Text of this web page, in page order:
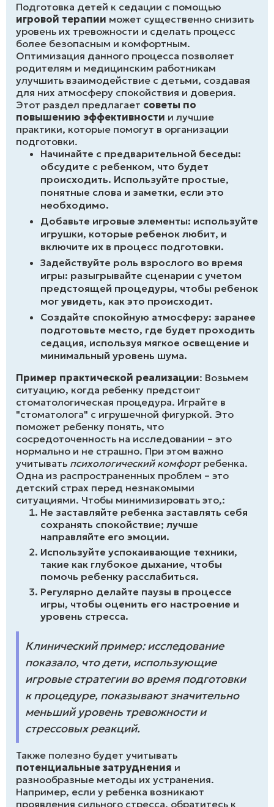
Подготовка детей к седации с помощью
игровой терапии может существенно снизить
уровень их тревожности и сделать процесс
более безопасным и комфортным.
Оптимизация данного процесса позволяет
родителям и медицинским работникам
улучшить взаимодействие с детьми, создавая
для них атмосферу спокойствия и доверия.
Этот раздел предлагает советы по
повышению эффективности и лучшие
практики, которые помогут в организации
подготовки.
Начинайте с предварительной беседы:
обсудите с ребенком, что будет
происходить. Используйте простые,
понятные слова и заметки, если это
необходимо.
Добавьте игровые элементы: используйте
игрушки, которые ребенок любит, и
включите их в процесс подготовки.
Задействуйте роль взрослого во время
игры: разыгрывайте сценарии с учетом
предстоящей процедуры, чтобы ребенок
мог увидеть, как это происходит.
Создайте спокойную атмосферу: заранее
подготовьте место, где будет проходить
седация, используя мягкое освещение и
минимальный уровень шума.
Пример практической реализации: Возьмем
ситуацию, когда ребенку предстоит
стоматологическая процедура. Играйте в
"стоматолога" с игрушечной фигуркой. Это
поможет ребенку понять, что
сосредоточенность на исследовании – это
нормально и не страшно. При этом важно
учитывать психологический комфортребенка.
Одна из распространенных проблем – это
детский страх перед незнакомыми
ситуациями. Чтобы минимизировать это,:
Не заставляйте ребенка заставлять себя
сохранять спокойствие; лучше
направляйте его эмоции.
Используйте успокаивающие техники,
такие как глубокое дыхание, чтобы
помочь ребенку расслабиться.
Регулярно делайте паузы в процессе
игры, чтобы оценить его настроение и
уровень стресса.
Клинический пример: исследование
показало, что дети, использующие
игровые стратегии во время подготовки
к процедуре, показывают значительно
меньший уровень тревожности и
стрессовых реакций.
Также полезно будет учитывать
потенциальные затруднения и
разнообразные методы их устранения.
Например, если у ребенка возникают
проявления сильного стресса, обратитесь к